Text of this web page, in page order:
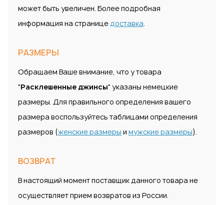
может быть увеличен. Более подробная
информация на страницедоставка.
РАЗМЕРЫ
Обращаем Ваше внимание, что у товара
"Расклешенные джинсы" указаны немецкие
размеры. Для правильного определения вашего
размера воспользуйтесь таблицами определения
размеров (женские размеры и мужские размеры).
ВОЗВРАТ
В настоящий момент поставщик данного товара не
осуществляет прием возвратов из России.